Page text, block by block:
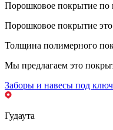
Порошковое покрытие по
Порошковое покрытие это
Толщина полимерного
Мы предлагаем это
Заборы и навесы под ключ
Гудаута